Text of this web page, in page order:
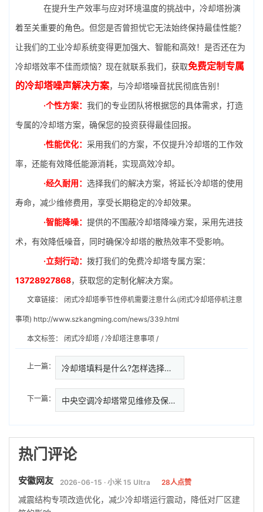
在提升生产效率与应对环境温度的挑战中，冷却塔扮演
着至关重要的角色。但您是否曾担忧它无法始终保持最佳性能？
让我们的工业冷却系统变得更加强大、智能和高效！是否还在为
冷却塔效率不佳而烦恼？现在就联系我们，获取免费定制专属
的冷却塔噪声解决方案，与冷却塔噪音扰民彻底告别！
·个性方案： 我们的专业团队将根据您的具体需求，打造
专属的冷却塔方案，确保您的投资获得最佳回报。
·性能优化： 采用我们的方案，不仅提升冷却塔的工作效
率，还能有效降低能源消耗，实现高效冷却。
·经久耐用： 选择我们的解决方案，将延长冷却塔的使用
寿命，减少维修费用，享受长期稳定的冷却效果。
·智能降噪： 提供的不围蔽冷却塔降噪方案，采用先进技
术，有效降低噪音，同时确保冷却塔的散热效率不受影响。
·立刻行动： 拨打我们的免费冷却塔专属方案：
13728927868，获取您的定制化解决方案。
文章链接： 闭式冷却塔季节性停机需要注意什么(闭式冷却塔停机注意
事项) http://www.szkangming.com/news/339.html
本文标签： 闭式冷却塔 / 冷却塔注意事项 /
上一篇： 冷却塔填料是什么?怎样选择出合…
下一篇： 中央空调冷却塔常见维修及保养常
热门评论
安徽网友 2026-06-15 · 小米 15 Ultra 28人点赞
减震结构专项改造优化，减少冷却塔运行震动，降低对厂区建